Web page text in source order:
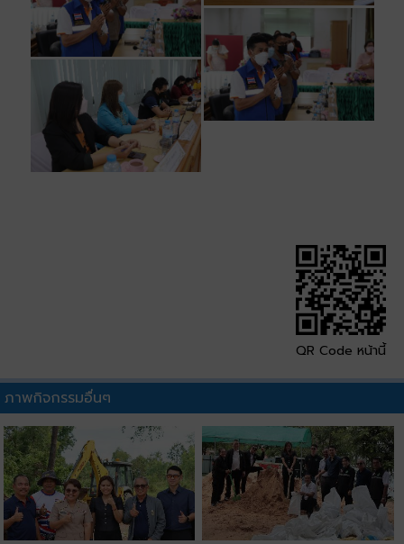
QR Code หน้านี้
ภาพกิจกรรมอื่นๆ